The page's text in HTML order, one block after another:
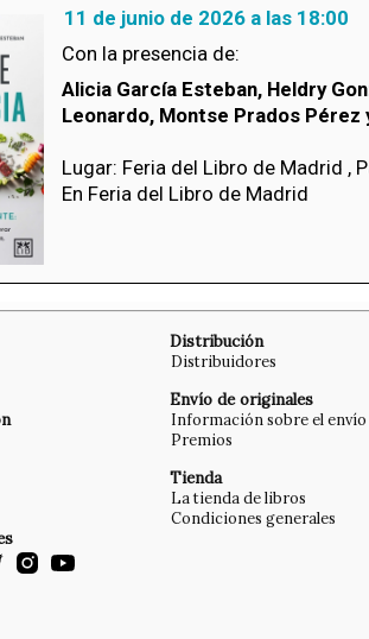
11 de junio de 2026 a las 18:00
Con la presencia de:
Alicia García Esteban, Heldry
Leonardo, Montse Prados Pérez
Lugar: Feria del Libro de Madrid ,
En Feria del Libro de Madrid
Distribución
Distribuidores
Envío de originales
Información sobre el envío
Premios
Tienda
La tienda de libros
Condiciones generales